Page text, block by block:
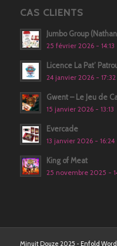
CAS CLIENTS
Jumbo Group
25 février 2026 - 14:13
Licence La Pat’
24 janvier 2026 - 17:32
Gwent – Le Jeu de
15 janvier 2026 - 13:13
Evercade
13 janvier 2026 - 16:24
King of Meat
25 novembre 2025 -
Minuit Douze 2025 - Enfold